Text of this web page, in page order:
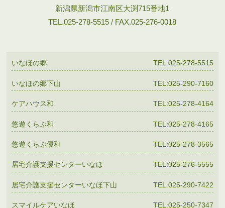
新潟県新潟市江南区大渕715番地1
TEL.025-278-5515 / FAX.025-276-0018
いなほの郷 TEL:025-278-5515
いなほの郷下山 TEL:025-290-7160
ケアハウス和 TEL:025-278-4164
悠遊くらぶ和 TEL:025-278-4165
悠遊くらぶ優和 TEL:025-278-3565
居宅介護支援センターいなほ TEL:025-276-5555
居宅介護支援センターいなほ下山 TEL:025-290-7422
スマイルケアいなほ TEL:025-250-7347